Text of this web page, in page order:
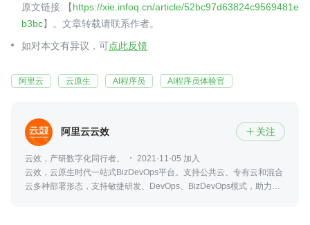
原文链接:【https://xie.infoq.cn/article/52bc97d63824c9569481e
b3bc】。文章转载请联系作者。
如对本文有异议，可点此反馈
阿里云 云原生 AI程序员 AI程序员体验官
阿里云云效  关注
云效，产研数字化同行者。
2021-11-05 加入
云效，云原生时代一站式BizDevOps平台。支持公共云、专有云和混合
云多种部署形态，支持敏捷研发、DevOps、BizDevOps模式，助力创